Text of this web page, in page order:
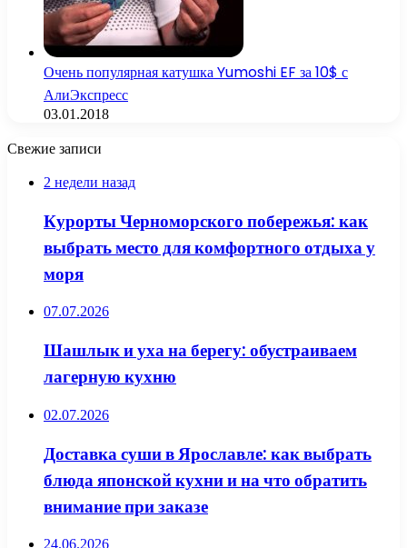
Очень популярная катушка Yumoshi EF за 10$ с
АлиЭкспресс
03.01.2018
Свежие записи
2 недели назад
Курорты Черноморского побережья: как
выбрать место для комфортного отдыха у
моря
07.07.2026
Шашлык и уха на берегу: обустраиваем
лагерную кухню
02.07.2026
Доставка суши в Ярославле: как выбрать
блюда японской кухни и на что обратить
внимание при заказе
24.06.2026